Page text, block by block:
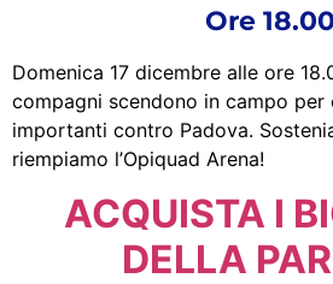
Ore 18.00
Domenica 17 dicembre alle ore
compagni scendono in campo per
importanti contro Padova.
riempiamo l’Opiquad Arena!
ACQUISTA I
DELLA